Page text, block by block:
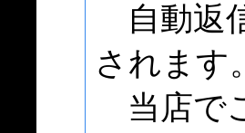
自動返
されます。
当店で